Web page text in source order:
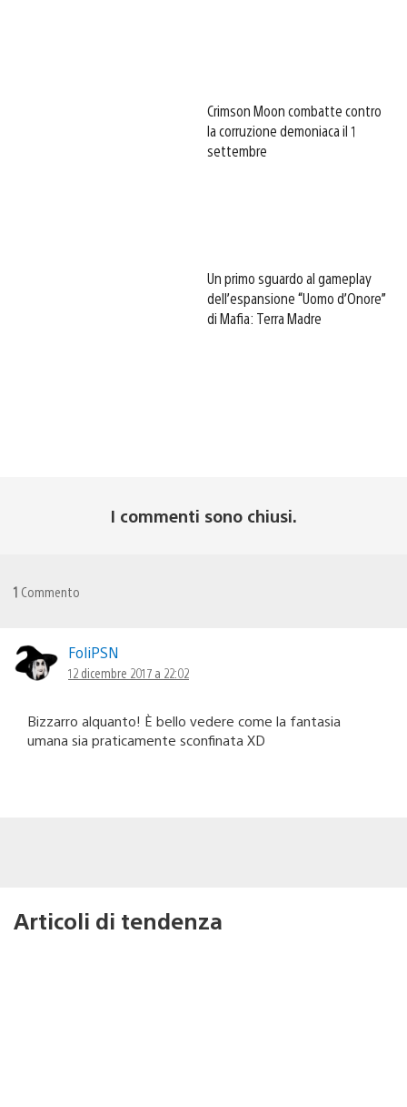
Crimson Moon combatte contro
la corruzione demoniaca il 1
settembre
Un primo sguardo al gameplay
dell’espansione “Uomo d’Onore”
di Mafia: Terra Madre
I commenti sono chiusi.
1 Commento
FoliPSN
12 dicembre 2017 a 22:02
Bizzarro alquanto! È bello vedere come la fantasia
umana sia praticamente sconfinata XD
Articoli di tendenza